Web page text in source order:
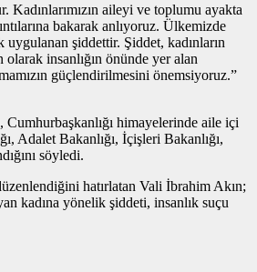
aileyi ve toplumu ayakta
bakarak anlıyoruz. Ülkemizde
şiddettir. Şiddet, kadınların
insanlığın önünde yer alan
güçlendirilmesini önemsiyoruz.”
himayelerinde aile içi
Adalet Bakanlığı, İçişleri Bakanlığı,
söyledi.
hatırlatan Vali İbrahim Akın;
kadına yönelik şiddeti, insanlık suçu